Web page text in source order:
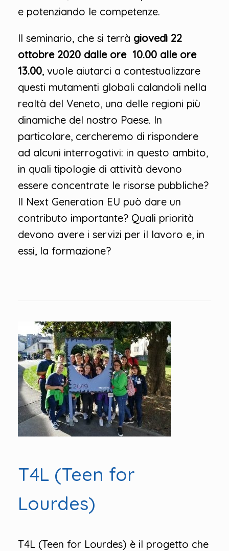
e potenziando le competenze.
Il seminario, che si terrà giovedì 22
ottobre 2020 dalle ore 10.00 alle ore
13.00, vuole aiutarci a contestualizzare
questi mutamenti globali calandoli nella
realtà del Veneto, una delle regioni più
dinamiche del nostro Paese. In
particolare, cercheremo di rispondere
ad alcuni interrogativi: in questo ambito,
in quali tipologie di attività devono
essere concentrate le risorse pubbliche?
Il Next Generation EU può dare un
contributo importante? Quali priorità
devono avere i servizi per il lavoro e, in
essi, la formazione?
T4L (Teen for
Lourdes)
T4L (Teen for Lourdes) è il progetto che